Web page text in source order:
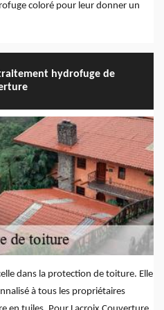
coloré pour leur donner un
hydrofuge de
dans la protection de toiture. Elle
à tous les propriétaires